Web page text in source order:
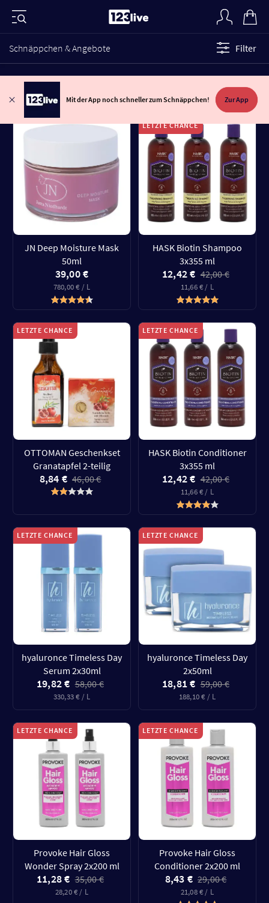
Schnäppchen & Angebote Filter
Mit der App noch schneller zum Schnäppchen! Zur App
JN Deep Moisture Mask
50ml
39,00 €
780,00 € / L
LETZTE CHANCE
HASK Biotin Shampoo
3x355 ml
12,42 € 42,00 €
11,66 € / L
LETZTE CHANCE
OTTOMAN Geschenkset
Granatapfel 2-teilig
8,84 € 46,00 €
LETZTE CHANCE
HASK Biotin Conditioner
3x355 ml
12,42 € 42,00 €
11,66 € / L
LETZTE CHANCE
hyaluronce Timeless Day
Serum 2x30ml
19,82 € 58,00 €
330,33 € / L
LETZTE CHANCE
hyaluronce Timeless Day
2x50ml
18,81 € 59,00 €
188,10 € / L
LETZTE CHANCE
Provoke Hair Gloss
Wonder Spray 2x200 ml
11,28 € 35,00 €
28,20 € / L
LETZTE CHANCE
Provoke Hair Gloss
Conditioner 2x200 ml
8,43 € 29,00 €
21,08 € / L